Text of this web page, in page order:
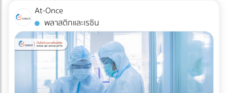
ตั้งแต่แรกหลายเท่าตัว เลือกระบบกันซึมดาดฟ้าอย่างไรให้จบ
ปัญหา? ก่อนที่จะเริ่มงานตกแต่ง (Finishing) พื้นผิวดาดฟ้า คุณ
ควรลงทุนกับการทำ ระบบกันซึม (Waterproofing System) ที่มี
คุณภาพ โดยประเภทที่นิยมใช้สำหรับดาดฟ้ามีดังนี้: อะคริลิกกัน
ซึม (Acrylic Waterproof): เหมาะสำหรับดาดฟ้าทั่วไปที่มีการ
สัญจรไม่หนักมาก มีความยืดหยุ่น ทนทานต่อรังสียูวี และช่วย
สะท้อนความร้อนได้ดี โพลียูรีเทนกันซึม (PU Waterproof): เหมาะ
ต้องการเดินหน้าเรื่อง Eco-packaging ในอุตสาหกรรมอาหารแช่
แข็ง นี่คือทางออกที่แบรนด์ชั้นนำระดับโลกกำลังปรับใช้: 1. เปลี่ยน
ผ่านสู่ Mono-material PE (พลาสติกชนิดเดียวที่เกิดมาเพื่อ
ความเย็น) วงการอุตสาหกรรมอาหารแช่แข็งในปี 2026 กำลังมุ่ง
หน้าไปที่โครงสร้าง Mono-material PE (Polyethylene) คือการ
ใช้พลาสติกตระกูล PE ทั้งหมดมาทำเป็นถุง เนื่องจาก PE มีจุด
เด่นเรื่องการทนความเย็นจัดได้ดี ไม่กรอบแตก และที่สำคัญคือ
จริง โลกของการค้าระหว่างประเทศถูกผูกมัดด้วยกฎหมายและข้อ
บังคับที่ซับซ้อน การพยายามประหยัดงบหลักพันในการจ้างผู้
เชี่ยวชาญ อาจนำไปสู่ "ต้นทุนแฝงและค่าปรับหลักล้าน" ที่สามารถ
ทำให้ธุรกิจสะดุดจนถึงขั้นวิกฤตได้ นี่คือบทเรียนราคาแพงและ
ความเสี่ยงระดับโครงสร้าง ที่ธุรกิจต้องแบกรับเมื่อตัดสินใจ
จัดการเอกสารและพิกัดศุลกากรด้วยตัวเอง 3 สิ่งที่ไม่อยากให้เกิด
เมื่อการจัดการเอกสารศุลกากรผิดพลาด 1. การสำแดง "พิกัด
At-Once
พลาสติกและเรซิน